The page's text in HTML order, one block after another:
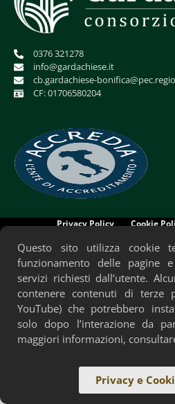
0376 321278
info@gardachiese.it
cb.gardachiese-
CF: 01706580204
Privacy Policy Cookie
Questo sito utilizza cookie
funzionamento delle pagine
servizi richiesti dall’utente.
contenere contenuti di terze
YouTube) che potrebbero
solo dopo l’interazione da
maggiori informazioni,
Privacy e